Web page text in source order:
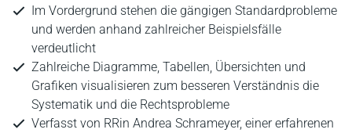
Im Vordergrund stehen die gängigen Standardprobleme
und werden anhand zahlreicher Beispielsfälle
verdeutlicht
Zahlreiche Diagramme, Tabellen, Übersichten und
Grafiken visualisieren zum besseren Verständnis die
Systematik und die Rechtsprobleme
Verfasst von RRin Andrea Schrameyer, einer erfahrenen